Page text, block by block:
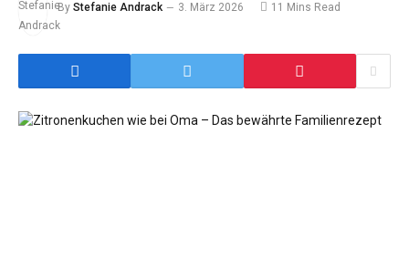
By Stefanie Andrack 3. März 2026 11 Mins Read